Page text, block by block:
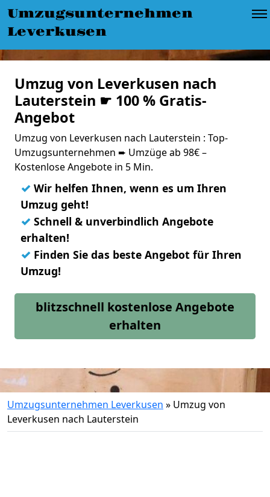
Umzugsunternehmen
Leverkusen
Umzug von Leverkusen nach
Lauterstein ☛ 100 % Gratis-
Angebot
Umzug von Leverkusen nach Lauterstein : Top-
Umzugsunternehmen ➨ Umzüge ab 98€ –
Kostenlose Angebote in 5 Min.
✓ Wir helfen Ihnen, wenn es um Ihren
Umzug geht!
✓ Schnell & unverbindlich Angebote
erhalten!
✓ Finden Sie das beste Angebot für Ihren
Umzug!
blitzschnell kostenlose Angebote
erhalten
Umzugsunternehmen Leverkusen » Umzug von
Leverkusen nach Lauterstein